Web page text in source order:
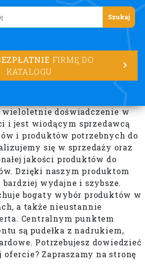
FIRMĘ DO
KATALOGU
wieloletnie doświadczenie w
i jest wiodącym sprzedawcą
i produktów potrzebnych do
się w sprzedaży oraz
jakości produktów do
Dzięki naszym produktom
wydajne i szybsze.
bogaty wybór produktów w
a także nieustannie
Centralnym punktem
są pudełka z nadrukiem,
Potrzebujesz dowiedzieć
ofercie? Zapraszamy na stronę